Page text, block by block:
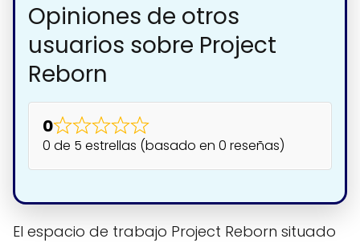
Opiniones de otros
usuarios sobre Project
Reborn
0
0 de 5 estrellas (basado en 0 reseñas)
El espacio de trabajo Project Reborn situado